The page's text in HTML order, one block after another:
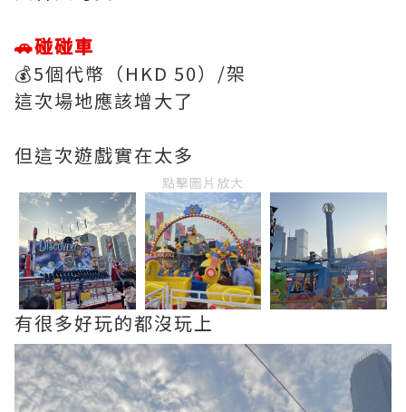
🚗碰碰車
💰5個代幣（HKD 50）/架
這次場地應該增大了
但這次遊戲實在太多
點擊圖片放大
有很多好玩的都沒玩上